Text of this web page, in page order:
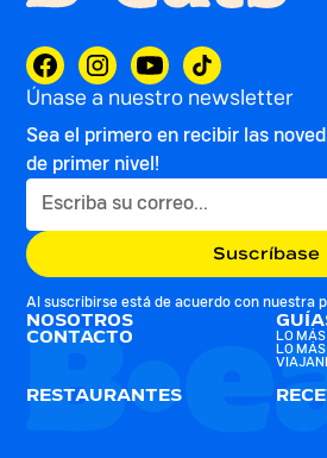
Únase a nuestro newsletter
Sea el primero en recibir las
de primer nivel!
Al suscribirse está de acuerdo con nuestra
NOSOTROS
CONTACTO
RESTAURANTES
LO
LO